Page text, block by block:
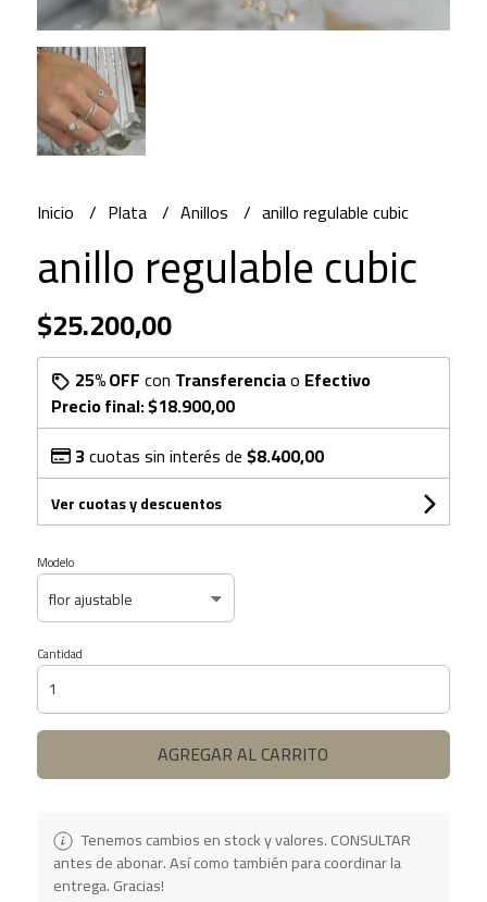
Inicio Plata Anillos anillo regulable cubic
anillo regulable cubic
$25.200,00
25% OFFcon Transferenciao Efectivo
Precio final:$18.900,00
3cuotas sin interés de$8.400,00
Ver cuotas y descuentos
Modelo
Cantidad
AGREGAR AL CARRITO
Tenemos cambios en stock y valores. CONSULTAR
antes de abonar. Así como también para coordinar la
entrega. Gracias!